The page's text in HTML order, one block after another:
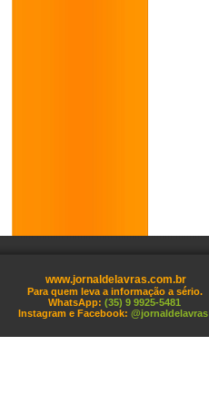
www.jornaldelavras.com.br
Para quem leva a informação a sério.
WhatsApp: (35) 9 9925-5481
Instagram e Facebook: @jornaldelavras